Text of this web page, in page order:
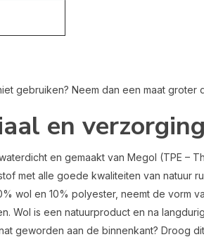
gebruiken? Neem dan een maat groter
en verzorging
en gemaakt van Megol (TPE –
met alle goede kwaliteiten van natuur
wol en 10% polyester, neemt de vorm
Wol is een natuurproduct en na
geworden aan de binnenkant? Droog